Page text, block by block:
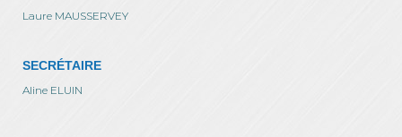
Laure MAUSSERVEY
SECRÉTAIRE
Aline ELUIN